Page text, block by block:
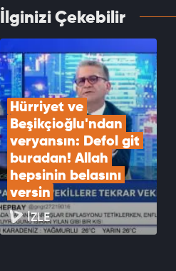
İlginizi Çekebilir
Hürriyet ve
Beşikçioğlu'ndan
veryansın: Defol git
buradan! Allah
hepsinin belasını
versin
İZLE